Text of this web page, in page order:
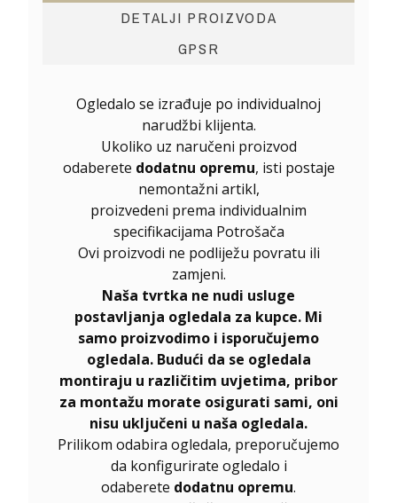
DETALJI PROIZVODA
GPSR
Ogledalo se izrađuje po individualnoj
narudžbi klijenta.
Ukoliko uz naručeni proizvod
odaberete dodatnu opremu, isti postaje
nemontažni artikl,
proizvedeni prema individualnim
specifikacijama Potrošača
Ovi proizvodi ne podliježu povratu ili
zamjeni.
Naša tvrtka ne nudi usluge
postavljanja ogledala za kupce. Mi
samo proizvodimo i isporučujemo
ogledala. Budući da se ogledala
montiraju u različitim uvjetima, pribor
za montažu morate osigurati sami, oni
nisu uključeni u naša ogledala.
Prilikom odabira ogledala, preporučujemo
da konfigurirate ogledalo i
odaberete dodatnu opremu.